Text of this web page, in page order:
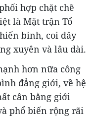
hợp chặt chẽ
là Mặt trận Tổ
binh, coi đây
xuyên và lâu dài.
hơn nữa công
đẳng giới, về hệ
cân bằng giới
phổ biến rộng rãi